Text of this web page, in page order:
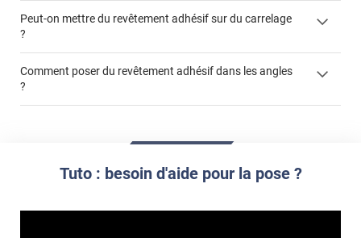
colle
Peut-on mettre du revêtement adhésif sur du carrelage
?
Commander à la taille des carreaux et réappliquer un joint
propre par dessus
Comment poser du revêtement adhésif dans les angles
?
Tuto : besoin d'aide pour la pose ?